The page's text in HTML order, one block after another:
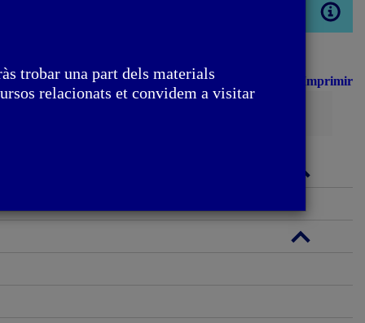
Obrir
modal
Imprimir
trobar una part dels materials
relacionats et convidem a visitar